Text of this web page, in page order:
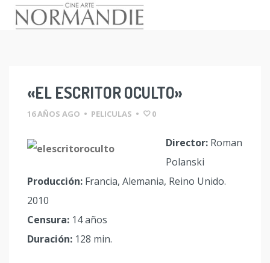
«EL ESCRITOR OCULTO»
16 AÑOS AGO • PELICULAS • 0
Director: Roman
Polanski
Producción: Francia, Alemania, Reino Unido.
2010
Censura: 14 años
Duración: 128 min.